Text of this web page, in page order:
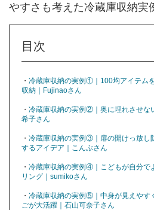
やすさも考えた冷蔵庫収納実
目次
・ 冷蔵庫収納の実例①｜100均アイテム
収納｜Fujinaoさん
・ 冷蔵庫収納の実例②｜奥に埋れさせな
希子さん
・ 冷蔵庫収納の実例③｜扉の開けっ放し
するアイデア｜こんぶさん
・ 冷蔵庫収納の実例④｜こどもが自分で
リング｜sumikoさん
・ 冷蔵庫収納の実例⑤｜中身が見えやす
ごが大活躍｜石山可奈子さん